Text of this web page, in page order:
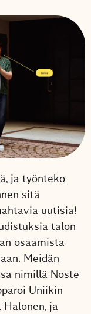
ja työnteko
sitä
uutisia!
talon
osaamista
Meidän
nimillä Noste
Uniikin
ja